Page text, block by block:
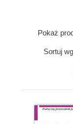
Pokaż
Sortuj